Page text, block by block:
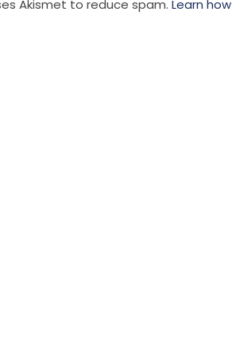
Akismet to reduce spam. Learn